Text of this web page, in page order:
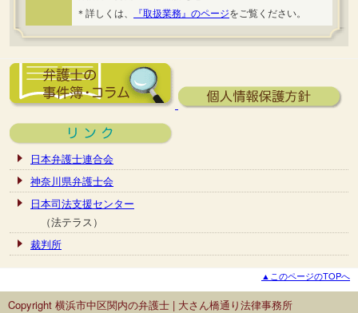
＊詳しくは、
『取扱業務』のページをご覧ください。
日本弁護士連合会
神奈川県弁護士会
日本司法支援センター
（法テラス）
裁判所
▲このページのTOPへ
Copyright 横浜市中区関内の弁護士 | 大さん橋通り法律事務所